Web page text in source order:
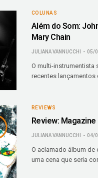
COLUNAS
Além do Som:
Mary Chain
JULIANA VANNUCCHI 05/
O multi-instrumentista
recentes lançamentos
REVIEWS
Review: Magazine
JULIANA VANNUCCHI 04/
O aclamado álbum
uma cena que seria